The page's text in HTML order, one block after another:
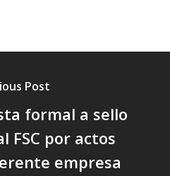
Post
formal a sello
FSC por actos
empresa